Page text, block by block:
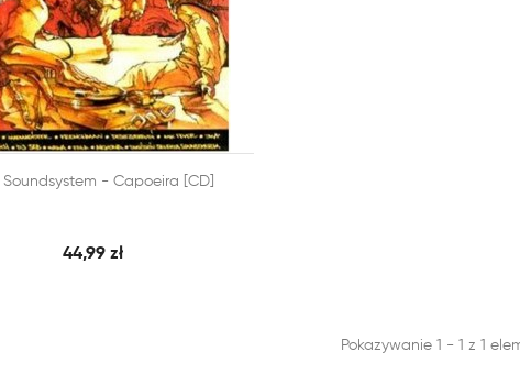
DO KOSZYKA SZYBKI PODGLĄD
Soundsystem - Capoeira [CD]
44,99 zł
Pokazywanie 1 - 1 z 1